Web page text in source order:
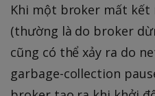
Khi một broker mất kết
(thường là do broker
cũng có thể xảy ra do
garbage-collection